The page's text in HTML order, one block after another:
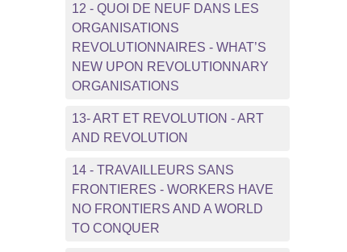
12 - QUOI DE NEUF DANS LES
ORGANISATIONS
REVOLUTIONNAIRES - WHAT’S
NEW UPON REVOLUTIONNARY
ORGANISATIONS
13- ART ET REVOLUTION - ART
AND REVOLUTION
14 - TRAVAILLEURS SANS
FRONTIERES - WORKERS HAVE
NO FRONTIERS AND A WORLD
TO CONQUER